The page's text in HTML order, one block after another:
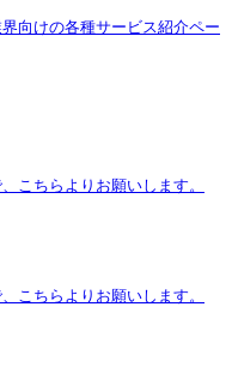
向けの各種サービス紹介ペー
こちらよりお願いします。
こちらよりお願いします。